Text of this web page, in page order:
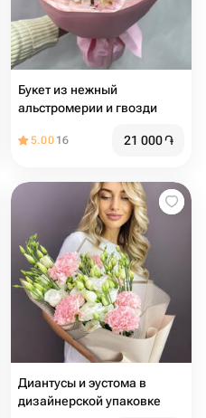
Букет из нежный
альстромерии и гвозди
5.00 16 21 000֏
Диантусы и эустома в
дизайнерской упаковке